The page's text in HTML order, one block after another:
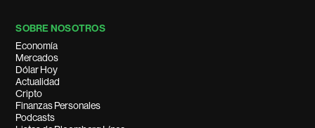
SOBRE NOSOTROS
Economía
Mercados
Dólar Hoy
Actualidad
Cripto
Finanzas Personales
Podcasts